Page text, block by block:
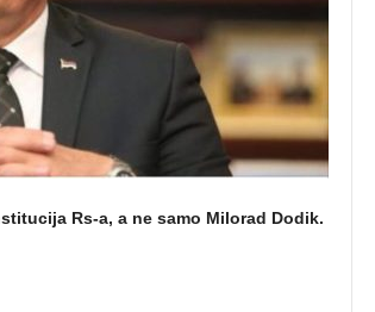
Rs-a, a ne samo Milorad Dodik.